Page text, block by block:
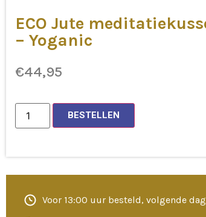
ECO Jute
– Yoganic
€44,95
BESTELLEN
Voor 13:00 uur besteld, volgende